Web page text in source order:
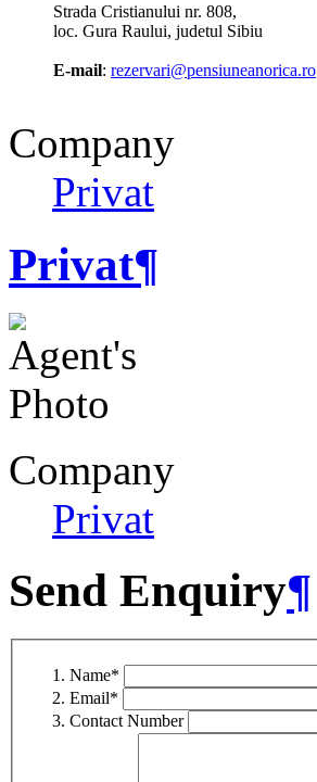
Strada Cristianului nr. 808,
loc. Gura Raului, judetul Sibiu
E-mail: rezervari@pensiuneanorica.ro
Company
Privat
Privat¶
Company
Privat
Send Enquiry¶
Name*
Email*
Contact Number